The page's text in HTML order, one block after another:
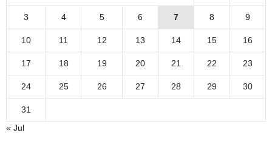
3 4 5 6 7 8 9
10 11 12 13 14 15 16
17 18 19 20 21 22 23
24 25 26 27 28 29 30
31
« Jul